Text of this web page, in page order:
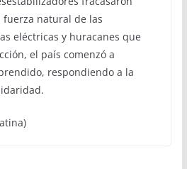
natural de las
eléctricas y huracanes que
el país comenzó a
respondiendo a la